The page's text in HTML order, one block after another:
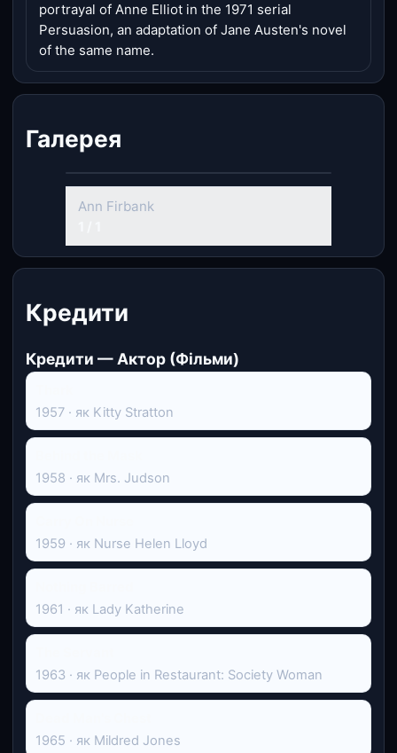
portrayal of Anne Elliot in the 1971 serial
Persuasion, an adaptation of Jane Austen's novel
of the same name.
Галерея
Ann Firbank
Кредити
Кредити — Актор (Фільми)
1957 · як Kitty Stratton
1958 · як Mrs. Judson
1959 · як Nurse Helen Lloyd
1961 · як Lady Katherine
1963 · як People in Restaurant: Society Woman
1965 · як Mildred Jones